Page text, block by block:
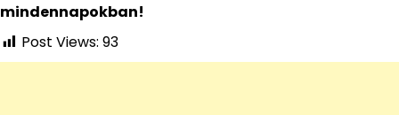
mindennapokban!
Post Views: 93